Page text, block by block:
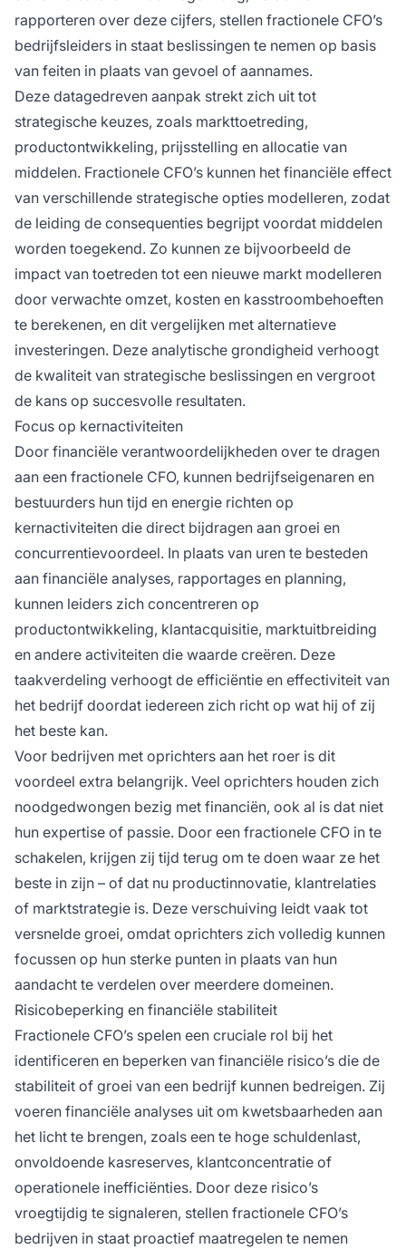
rapporteren over deze cijfers, stellen fractionele CFO’s
bedrijfsleiders in staat beslissingen te nemen op basis
van feiten in plaats van gevoel of aannames.
Deze datagedreven aanpak strekt zich uit tot
strategische keuzes, zoals markttoetreding,
productontwikkeling, prijsstelling en allocatie van
middelen. Fractionele CFO’s kunnen het financiële effect
van verschillende strategische opties modelleren, zodat
de leiding de consequenties begrijpt voordat middelen
worden toegekend. Zo kunnen ze bijvoorbeeld de
impact van toetreden tot een nieuwe markt modelleren
door verwachte omzet, kosten en kasstroombehoeften
te berekenen, en dit vergelijken met alternatieve
investeringen. Deze analytische grondigheid verhoogt
de kwaliteit van strategische beslissingen en vergroot
de kans op succesvolle resultaten.
Focus op kernactiviteiten
Door financiële verantwoordelijkheden over te dragen
aan een fractionele CFO, kunnen bedrijfseigenaren en
bestuurders hun tijd en energie richten op
kernactiviteiten die direct bijdragen aan groei en
concurrentievoordeel. In plaats van uren te besteden
aan financiële analyses, rapportages en planning,
kunnen leiders zich concentreren op
productontwikkeling, klantacquisitie, marktuitbreiding
en andere activiteiten die waarde creëren. Deze
taakverdeling verhoogt de efficiëntie en effectiviteit van
het bedrijf doordat iedereen zich richt op wat hij of zij
het beste kan.
Voor bedrijven met oprichters aan het roer is dit
voordeel extra belangrijk. Veel oprichters houden zich
noodgedwongen bezig met financiën, ook al is dat niet
hun expertise of passie. Door een fractionele CFO in te
schakelen, krijgen zij tijd terug om te doen waar ze het
beste in zijn – of dat nu productinnovatie, klantrelaties
of marktstrategie is. Deze verschuiving leidt vaak tot
versnelde groei, omdat oprichters zich volledig kunnen
focussen op hun sterke punten in plaats van hun
aandacht te verdelen over meerdere domeinen.
Risicobeperking en financiële stabiliteit
Fractionele CFO’s spelen een cruciale rol bij het
identificeren en beperken van financiële risico’s die de
stabiliteit of groei van een bedrijf kunnen bedreigen. Zij
voeren financiële analyses uit om kwetsbaarheden aan
het licht te brengen, zoals een te hoge schuldenlast,
onvoldoende kasreserves, klantconcentratie of
operationele inefficiënties. Door deze risico’s
vroegtijdig te signaleren, stellen fractionele CFO’s
bedrijven in staat proactief maatregelen te nemen